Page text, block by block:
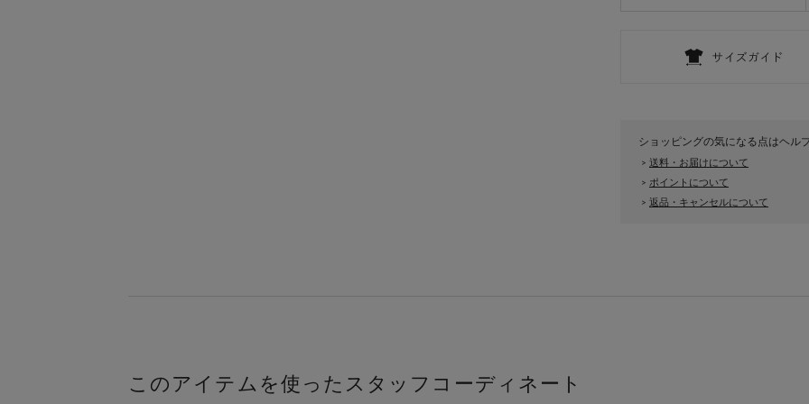
ショッピングの気になる点はヘル
> 送料・お届けについて
> ポイントについて
> 返品・キャンセルについて
このアイテムを使ったスタッフコーディネート